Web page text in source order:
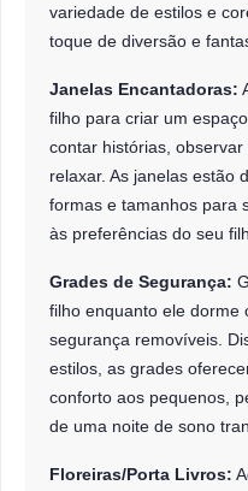
variedade de estilos e
toque de diversão e
Janelas Encantadoras:
filho para criar um
contar histórias,
relaxar. As janelas estão
formas e tamanhos para
às preferências do seu
Grades de Segurança:
filho enquanto ele dorme
segurança removíveis.
estilos, as grades
conforto aos pequenos,
de uma noite de sono
Floreiras/Porta Livros: